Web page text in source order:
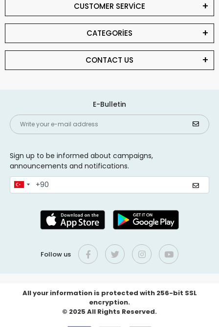
CUSTOMER SERVİCE
CATEGORİES
CONTACT US
E-Bulletin
Sign up to be informed about campaigns,
announcements and notifications.
Follow us
All your information is protected with 256-bit SSL
encryption.
© 2025 All Rights Reserved.